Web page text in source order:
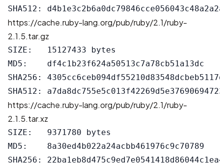
https://cache.ruby-lang.org/pub/ruby/2.1/ruby-
2.1.5.tar.gz
SIZE:   15127433 bytes
MD5:    df4c1b23f624a50513c7a78cb51a13dc
SHA256:
https://cache.ruby-lang.org/pub/ruby/2.1/ruby-
2.1.5.tar.xz
SIZE:   9371780 bytes
MD5:    8a30ed4b022a24acbb461976c9c70789
SHA256: